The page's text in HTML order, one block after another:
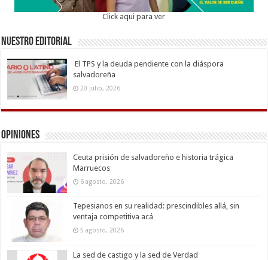
Click aqui para ver
Nuestro Editorial
El TPS y la deuda pendiente con la diáspora
salvadoreña
20 julio, 2026
Opiniones
Ceuta prisión de salvadoreño e historia trágica
Marruecos
6 agosto, 2026
Tepesianos en su realidad: prescindibles allá, sin
ventaja competitiva acá
5 agosto, 2026
La sed de castigo y la sed de Verdad